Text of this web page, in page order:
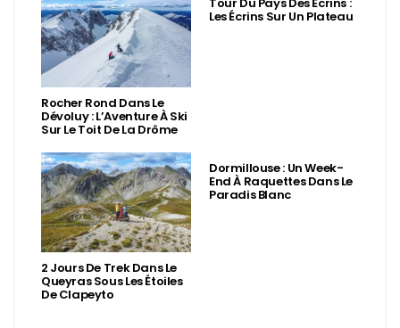
Rocher Rond Dans Le
Dévoluy : L’Aventure À Ski
Sur Le Toit De La Drôme
Les Écrins Sur Un Plateau
2 Jours De Trek Dans Le
Queyras Sous Les Étoiles
De Clapeyto
Dormillouse : Un Week-
End À Raquettes Dans Le
Paradis Blanc